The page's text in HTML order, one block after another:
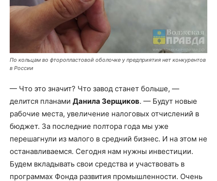
По кольцам во фторопластовой оболочке у предприятия нет конкурентов
в России
— Что это значит? Что завод станет больше, —
делится планами Данила Зерщиков. — Будут новые
рабочие места, увеличение налоговых отчислений в
бюджет. За последние полтора года мы уже
перешагнули из малого в средний бизнес. И на этом не
останавливаемся. Сегодня нам нужны инвестиции.
Будем вкладывать свои средства и участвовать в
программах Фонда развития промышленности. Очень